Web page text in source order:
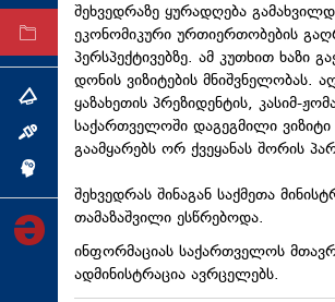
არქივი
თემა
ინტერვიუ
შეხვედრაზე ყურადღება
ეკონომიკური ურთიერთობების
პერსპექტივებზე. ამ კუთხით ხაზი
დონის ვიზიტების მნიშვნელობას.
ყაზახეთის პრეზიდენტის, კასიმ-
საქართველოში დაგეგმილი
გაამყარებს ორ ქვეყანას შორის
შეხვედრას შინაგან საქმეთა
თამაზაშვილი ესწრებოდა.
ინფორმაციას საქართველოს
ადმინისტრაცია ავრცელებს.